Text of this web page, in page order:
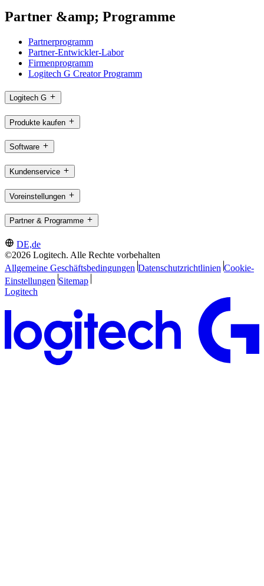
Partner &amp; Programme
Partnerprogramm
Partner-Entwickler-Labor
Firmenprogramm
Logitech G Creator Programm
Logitech G
Produkte kaufen
Software
Kundenservice
Voreinstellungen
Partner & Programme
DE,de
©2026 Logitech. Alle Rechte vorbehalten
Allgemeine Geschäftsbedingungen Datenschutzrichtlinien Cookie-
Einstellungen Sitemap
Logitech